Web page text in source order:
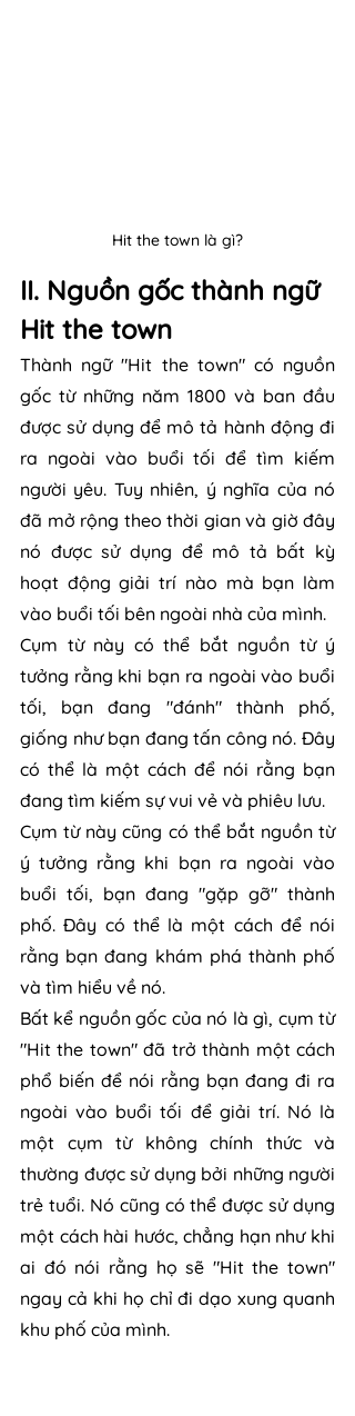
Hit the town là gì?
II. Nguồn gốc thành ngữ
Hit the town
Thành ngữ "Hit the town" có nguồn
gốc từ những năm 1800 và ban đầu
được sử dụng để mô tả hành động đi
ra ngoài vào buổi tối để tìm kiếm
người yêu. Tuy nhiên, ý nghĩa của nó
đã mở rộng theo thời gian và giờ đây
nó được sử dụng để mô tả bất kỳ
hoạt động giải trí nào mà bạn làm
vào buổi tối bên ngoài nhà của mình.
Cụm từ này có thể bắt nguồn từ ý
tưởng rằng khi bạn ra ngoài vào buổi
tối, bạn đang "đánh" thành phố,
giống như bạn đang tấn công nó. Đây
có thể là một cách để nói rằng bạn
đang tìm kiếm sự vui vẻ và phiêu lưu.
Cụm từ này cũng có thể bắt nguồn từ
ý tưởng rằng khi bạn ra ngoài vào
buổi tối, bạn đang "gặp gỡ" thành
phố. Đây có thể là một cách để nói
rằng bạn đang khám phá thành phố
và tìm hiểu về nó.
Bất kể nguồn gốc của nó là gì, cụm từ
"Hit the town" đã trở thành một cách
phổ biến để nói rằng bạn đang đi ra
ngoài vào buổi tối để giải trí. Nó là
một cụm từ không chính thức và
thường được sử dụng bởi những người
trẻ tuổi. Nó cũng có thể được sử dụng
một cách hài hước, chẳng hạn như khi
ai đó nói rằng họ sẽ "Hit the town"
ngay cả khi họ chỉ đi dạo xung quanh
khu phố của mình.